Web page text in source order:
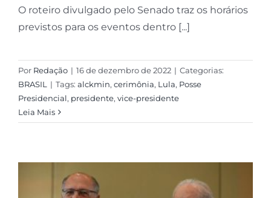
O roteiro divulgado pelo Senado traz os horários
previstos para os eventos dentro [...]
Por Redação | 16 de dezembro de 2022 | Categorias:
BRASIL | Tags: alckmin, cerimônia, Lula, Posse
Presidencial, presidente, vice-presidente
Leia Mais